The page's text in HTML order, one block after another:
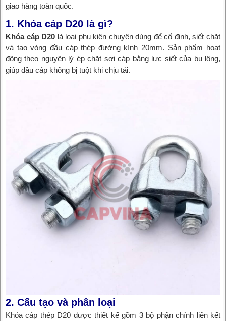
giao hàng toàn quốc.
1. Khóa cáp D20 là gì?
Khóa cáp D20 là loại phụ kiện chuyên dùng để cố định, siết chặt
và tạo vòng đầu cáp thép đường kính 20mm. Sản phẩm hoạt
động theo nguyên lý ép chặt sợi cáp bằng lực siết của bu lông,
giúp đầu cáp không bị tuột khi chịu tải.
2. Cấu tạo và phân loại
Khóa cáp thép D20 được thiết kế gồm 3 bộ phận chính liên kết